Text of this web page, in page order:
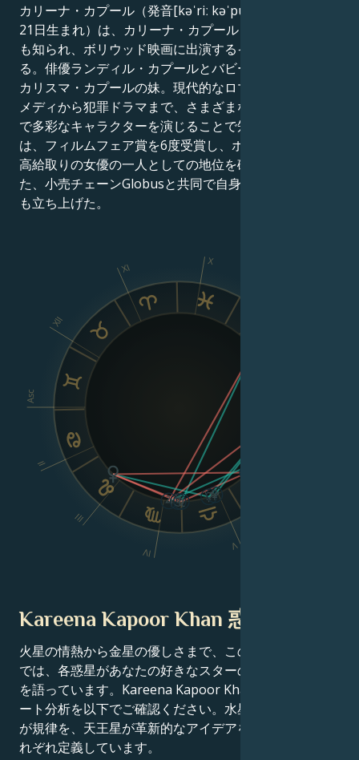
カリーナ・カプール（発音[kəˈriː kəˈpuːr]、1980年9月
21日生まれ）は、カリーナ・カプール・カーンとして
も知られ、ボリウッド映画に出演するインドの女優であ
る。俳優ランディル・カプールとバビータの娘で、女優
カリスマ・カプールの妹。現代的なロマンティック・コ
メディから犯罪ドラマまで、さまざまなジャンルの映画
で多彩なキャラクターを演じることで知られるカプール
は、フィルムフェア賞を6度受賞し、ボリウッドで最も
高給取りの女優の一人としての地位を確立している。ま
た、小売チェーンGlobusと共同で自身の衣料品ライン
も立ち上げた。
Asc
II
III
IV
V
X
XI
XII
Kareena Kapoor Khan 惑星の位置
火星の情熱から金星の優しさまで、この有名人の出生図
では、各惑星があなたの好きなスターの成功物語の一端
を語っています。Kareena Kapoor Khanの占星術チャ
ート分析を以下でご確認ください。水星が知性を、土星
が規律を、天王星が革新的なアイデアを、木星が運をそ
れぞれ定義しています。